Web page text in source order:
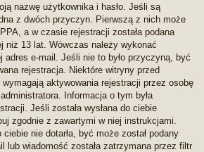
nazwę użytkownika i hasło. Jeśli są
z dwóch przyczyn. Pierwszą z nich może
a w czasie rejestracji została podana
niż 13 lat. Wówczas należy wykonać
adres e-mail. Jeśli nie to było przyczyną, być
rejestracja. Niektóre witryny przed
aktywowania rejestracji przez osobę
Informacja o tym była
Jeśli została wysłana do ciebie
zgodnie z zawartymi w niej instrukcjami.
nie dotarła, być może został podany
lub wiadomość została zatrzymana przez filtr